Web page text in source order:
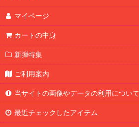
マイページ
カートの中身
新弾特集
ご利用案内
当サイトの画像やデータの利用について
最近チェックしたアイテム